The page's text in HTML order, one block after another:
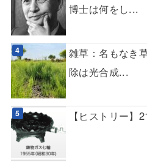
博士は何をし...
雑草：名もなき
除は光合成...
【ヒストリー】